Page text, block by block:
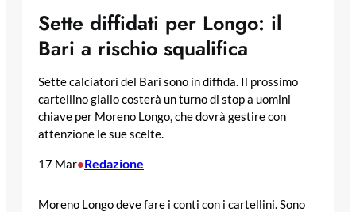
Sette diffidati per Longo: il
Bari a rischio squalifica
Sette calciatori del Bari sono in diffida. Il prossimo
cartellino giallo costerà un turno di stop a uomini
chiave per Moreno Longo, che dovrà gestire con
attenzione le sue scelte.
17 Mar•Redazione
Moreno Longo deve fare i conti con i cartellini. Sono